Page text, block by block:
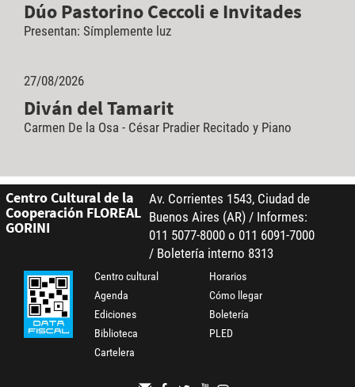
Dúo Pastorino Ceccoli e Invitades
Presentan: Símplemente luz
27/08/2026
Diván del Tamarit
Carmen De la Osa - César Pradier Recitado y Piano
Centro Cultural de la
Cooperación FLOREAL
GORINI
Av. Corrientes 1543, Ciudad de
Buenos Aires (AR) / Informes:
011 5077-8000 o 011 6091-7000
/ Boletería interno 8313
Centro cultural
Agenda
Ediciones
Biblioteca
Cartelera
Horarios
Cómo llegar
Boletería
PLED